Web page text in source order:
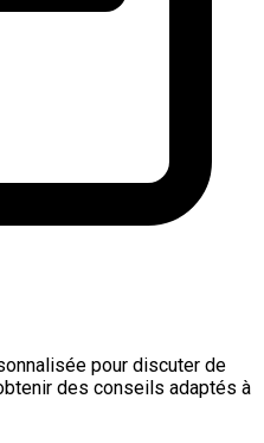
pour discuter de
des conseils adaptés à